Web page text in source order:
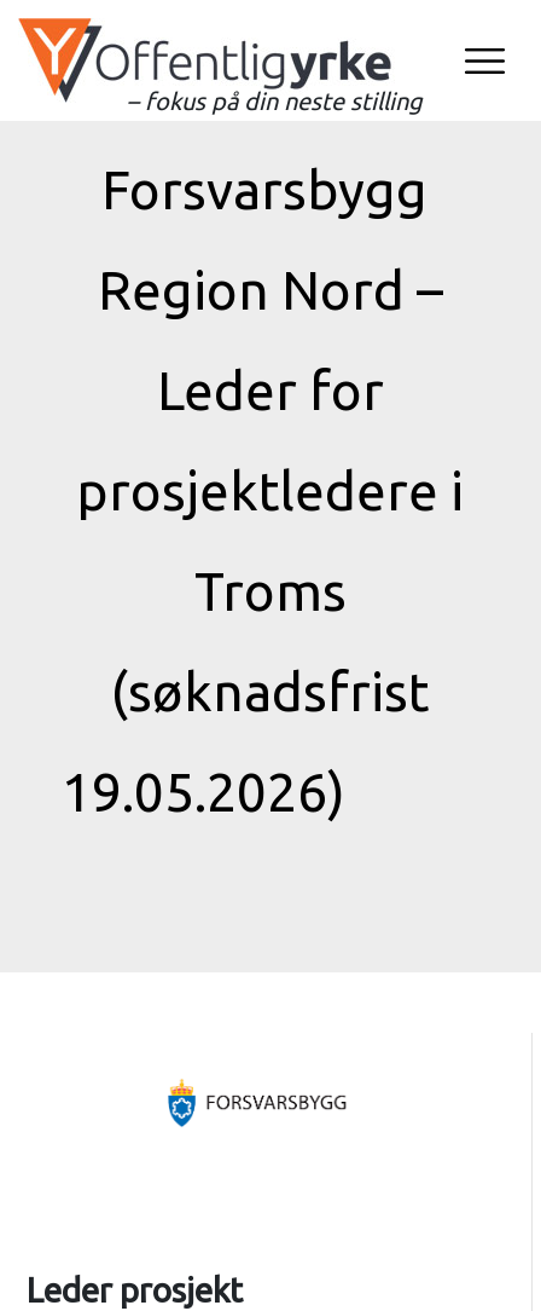
– fokus på din neste stilling
Forsvarsbygg
Region Nord –
Leder for
prosjektledere i
Troms
(søknadsfrist
19.05.2026)
Leder prosjekt